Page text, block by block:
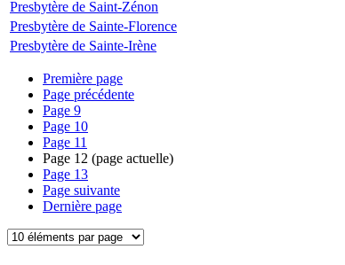
Presbytère de Saint-Zénon
Presbytère de Sainte-Florence
Presbytère de Sainte-Irène
Première page
Page précédente
Page 9
Page 10
Page 11
Page 12 (page actuelle)
Page 13
Page suivante
Dernière page